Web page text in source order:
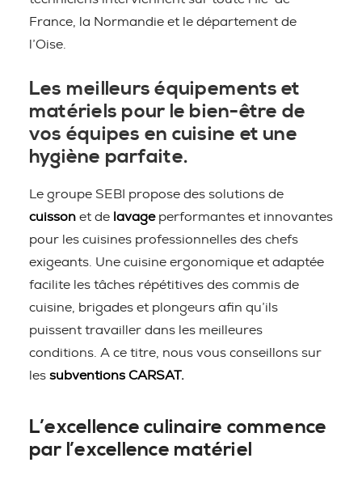
France, la Normandie et le département de
l’Oise.
Les meilleurs équipements et
matériels pour le bien-être de
vos équipes en cuisine et une
hygiène parfaite.
Le groupe SEBI propose des solutions de
cuisson et de lavageperformantes et innovantes
pour les cuisines professionnelles des chefs
exigeants. Une cuisine ergonomique et adaptée
facilite les tâches répétitives des commis de
cuisine, brigades et plongeurs afin qu’ils
puissent travailler dans les meilleures
conditions. A ce titre, nous vous conseillons sur
les subventions CARSAT.
L’excellence culinaire commence
par l’excellence matériel